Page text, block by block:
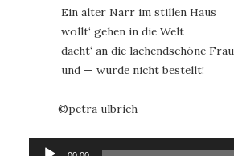
Ein alter Narr im stillen Haus
wollt‘ gehen in die Welt
dacht‘ an die lachendschöne Frau
und — wurde nicht bestellt!
©petra ulbrich
Audio-